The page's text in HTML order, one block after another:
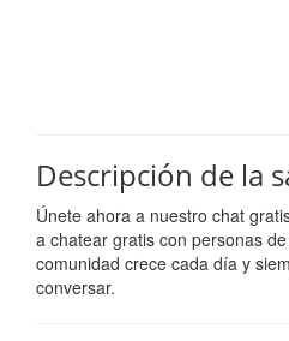
Descripción de la
Únete ahora a nuestro chat
a chatear gratis con personas
comunidad crece cada día y
conversar.